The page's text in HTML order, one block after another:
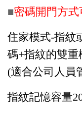
■密碼開門方
住家模式-指紋
碼+指紋的雙
(適合公司人員
指紋記憶容量20